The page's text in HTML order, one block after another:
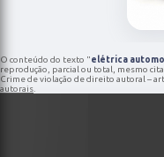
O conteúdo do texto "elétrica
reprodução, parcial ou total, mesmo
Crime de violação de direito autoral –
autorais